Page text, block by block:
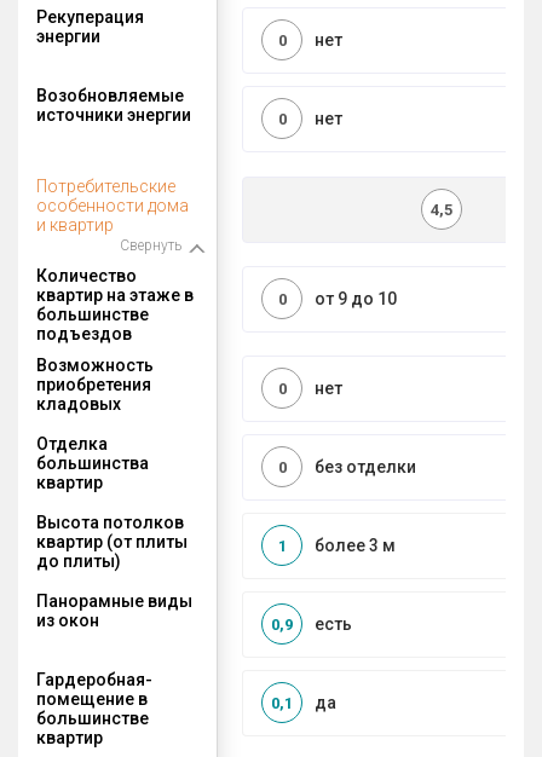
Рекуперация
энергии
нет
0
Возобновляемые
источники энергии
нет
0
Потребительские
особенности дома
и квартир
Свернуть
4,5
Количество
квартир на этаже в
большинстве
подъездов
от 9 до 10
0
Возможность
приобретения
кладовых
нет
0
Отделка
большинства
квартир
без отделки
0
Высота потолков
квартир (от плиты
до плиты)
более 3 м
1
Панорамные виды
из окон
есть
0,9
Гардеробная-
помещение в
большинстве
квартир
да
0,1